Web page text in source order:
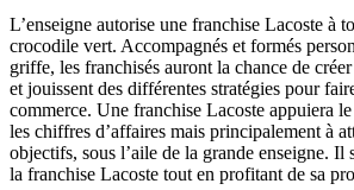
L’enseigne autorise une franchise Lacoste à
crocodile vert. Accompagnés et formés
griffe, les franchisés auront la chance de
et jouissent des différentes stratégies pour
commerce. Une franchise Lacoste appuiera
les chiffres d’affaires mais principalement à
objectifs, sous l’aile de la grande enseigne. Il
la franchise Lacoste tout en profitant de